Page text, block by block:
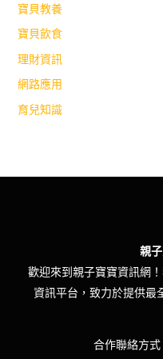
寶貝教養
寶貝飲食
理財資訊
網路應用
育兒知識
親
歡迎來到親子寶寶資訊網
資訊平台，致力於提供最
合作聯絡方式